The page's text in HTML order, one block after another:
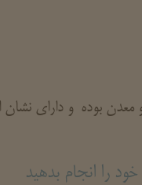
بوده و دارای نشان
را انجام بدهید